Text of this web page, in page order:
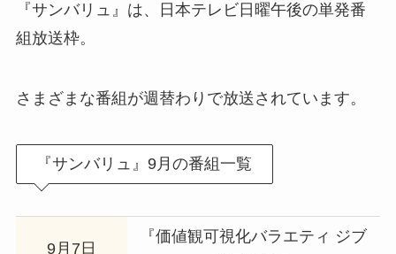
『サンバリュ』は、日本テレビ日曜午後の単発番
組放送枠。
さまざまな番組が週替わりで放送されています。
『サンバリュ』9月の番組一覧
9月7日
『価値観可視化バラエティ ジブ